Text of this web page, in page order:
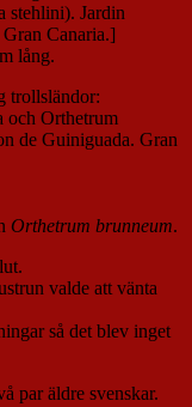
lång.
trollsländor:
Orthetrum brunneum.
valde att vänta
så det blev inget
par äldre svenskar.